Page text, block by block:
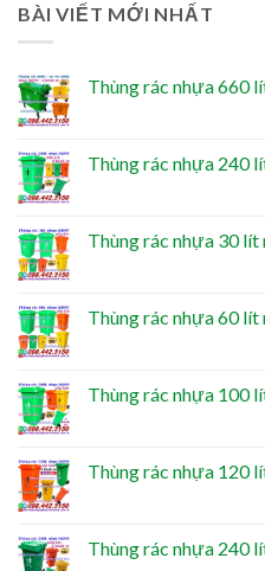
BÀI VIẾT MỚI NHẤT
Thùng rác nhựa 660
Thùng rác nhựa 240
Thùng rác nhựa 30 lít
Thùng rác nhựa 60 lít
Thùng rác nhựa 100
Thùng rác nhựa 120
Thùng rác nhựa 240